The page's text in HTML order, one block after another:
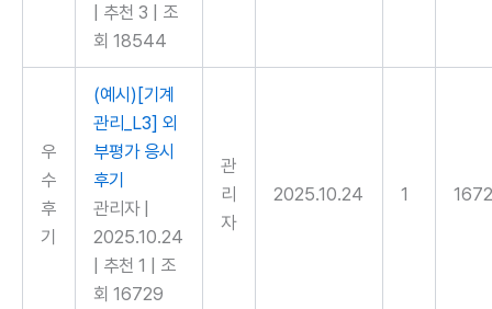
추천 3
조
회 18544
우
수
후
기
(예시)[기계
관리_L3] 외
부평가 응시
후기
관리자
2025.10.24
추천 1
조
회 16729
관
리
자
2025.10.24 1